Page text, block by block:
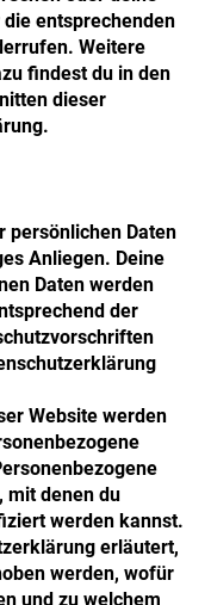
entsprechenden
Weitere
findest du in den
dieser
persönlichen Daten
Anliegen. Deine
Daten werden
der
Website werden
mit denen du
werden kannst.
erläutert,
werden, wofür
und zu welchem